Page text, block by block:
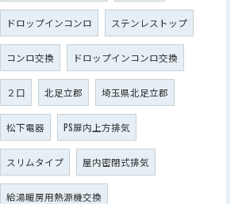
ドロップインコンロ ステンレストップ
コンロ交換 ドロップインコンロ交換
２口 北足立郡 埼玉県北足立郡
松下電器 PS扉内上方排気
スリムタイプ 屋内密閉式排気
給湯暖房用熱源機交換